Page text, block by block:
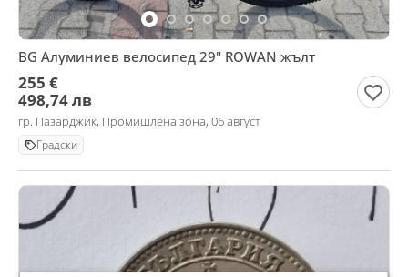
BG Алуминиев велосипед 29" ROWAN жълт
255 €
498,74 лв
гр. Пазарджик, Промишлена зона, 06 август
Градски